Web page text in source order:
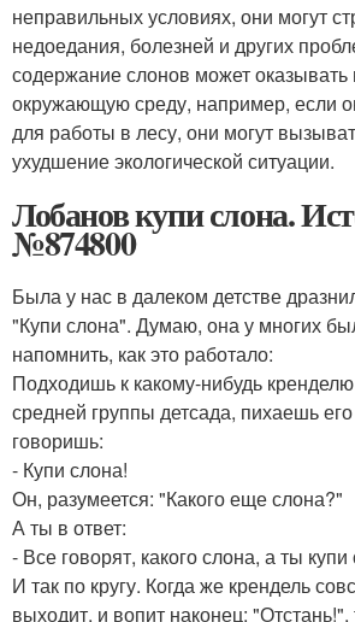
неправильных условиях, они могут
недоедания, болезней и других
содержание слонов может
окружающую среду, например, если
для работы в лесу, они могут
ухудшение экологической ситуации.
Лобанов купи слона.
№874800
Была у нас в далеком детстве
"Купи слона". Думаю, она у многих
напомнить, как это работало:
Подходишь к какому-нибудь
средней группы детсада, пихаешь
говоришь:
- Купи слона!
Он, разумеется: "Какого еще слона?"
А ты в ответ:
- Все говорят, какого слона, а ты купи
И так по кругу. Когда же крендель
выходит, и вопит наконец: "Отстань!",